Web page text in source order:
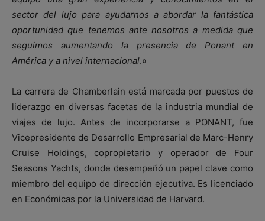
sector del lujo para ayudarnos a abordar la fantástica
oportunidad que tenemos ante nosotros a medida que
seguimos aumentando la presencia de Ponant en
América y a nivel internacional.»
La carrera de Chamberlain está marcada por puestos de
liderazgo en diversas facetas de la industria mundial de
viajes de lujo. Antes de incorporarse a PONANT, fue
Vicepresidente de Desarrollo Empresarial de Marc-Henry
Cruise Holdings, copropietario y operador de Four
Seasons Yachts, donde desempeñó un papel clave como
miembro del equipo de dirección ejecutiva. Es licenciado
en Económicas por la Universidad de Harvard.